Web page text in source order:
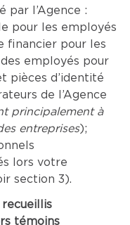
par l’Agence :
pour les employés
financier pour les
employés pour
pièces d’identité
de l’Agence
principalement à
entreprises);
lors votre
section 3).
recueillis
témoins